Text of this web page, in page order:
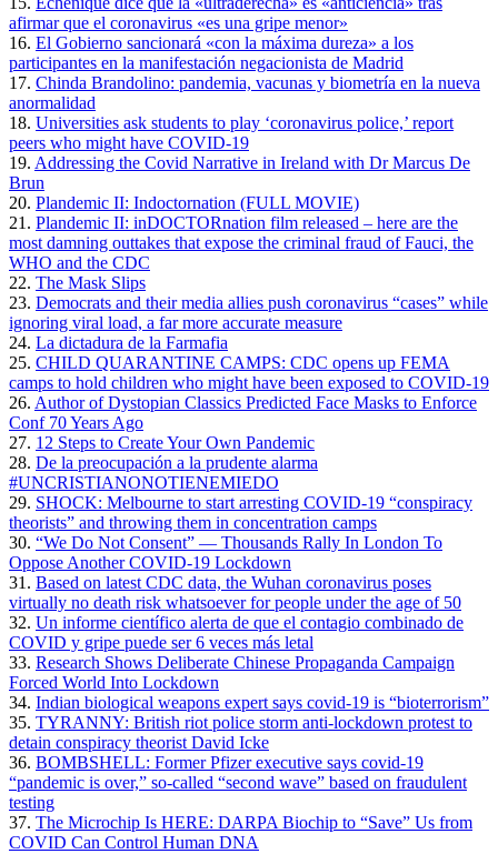
afirmar que el coronavirus «es una gripe menor»
16. El Gobierno sancionará «con la máxima dureza» a los
participantes en la manifestación negacionista de Madrid
17. Chinda Brandolino: pandemia, vacunas y biometría en la nueva
anormalidad
18. Universities ask students to play ‘coronavirus police,’ report
peers who might have COVID-19
19. Addressing the Covid Narrative in Ireland with Dr Marcus De
Brun
20. Plandemic II: Indoctornation (FULL MOVIE)
21. Plandemic II: inDOCTORnation film released – here are the
most damning outtakes that expose the criminal fraud of Fauci, the
WHO and the CDC
22. The Mask Slips
23. Democrats and their media allies push coronavirus “cases” while
ignoring viral load, a far more accurate measure
24. La dictadura de la Farmafia
25. CHILD QUARANTINE CAMPS: CDC opens up FEMA
camps to hold children who might have been exposed to COVID-19
26. Author of Dystopian Classics Predicted Face Masks to Enforce
Conf 70 Years Ago
27. 12 Steps to Create Your Own Pandemic
28. De la preocupación a la prudente alarma
#UNCRISTIANONOTIENEMIEDO
29. SHOCK: Melbourne to start arresting COVID-19 “conspiracy
theorists” and throwing them in concentration camps
30. “We Do Not Consent” — Thousands Rally In London To
Oppose Another COVID-19 Lockdown
31. Based on latest CDC data, the Wuhan coronavirus poses
virtually no death risk whatsoever for people under the age of 50
32. Un informe científico alerta de que el contagio combinado de
COVID y gripe puede ser 6 veces más letal
33. Research Shows Deliberate Chinese Propaganda Campaign
Forced World Into Lockdown
34. Indian biological weapons expert says covid-19 is “bioterrorism”
35. TYRANNY: British riot police storm anti-lockdown protest to
detain conspiracy theorist David Icke
36. BOMBSHELL: Former Pfizer executive says covid-19
“pandemic is over,” so-called “second wave” based on fraudulent
testing
37. The Microchip Is HERE: DARPA Biochip to “Save” Us from
COVID Can Control Human DNA